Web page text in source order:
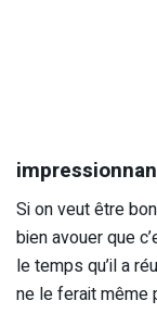
Si on veut être
bien avouer que
le temps qu’il a
ne le ferait même